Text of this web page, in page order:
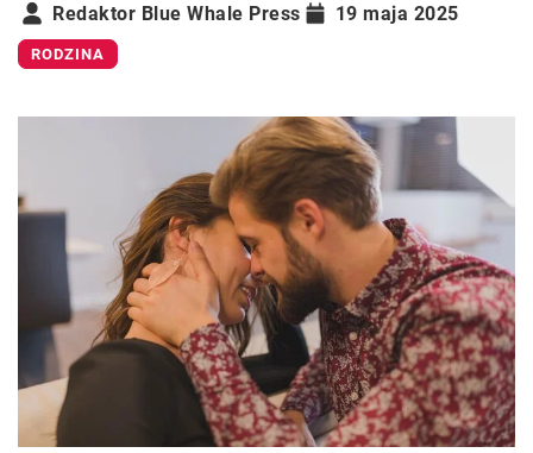
Redaktor Blue Whale Press 19 maja 2025
RODZINA